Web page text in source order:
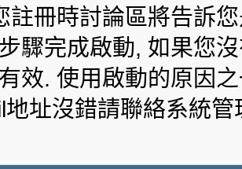
註冊時討論區將告訴
驟完成啟動, 如果您
效. 使用啟動的原因
地址沒錯請聯絡系統管